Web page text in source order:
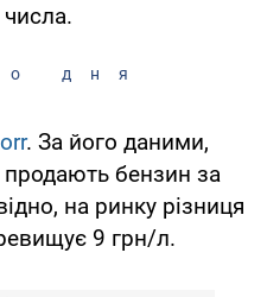
дня
. За його даними,
бензин за
на ринку різниця
9 грн/л.